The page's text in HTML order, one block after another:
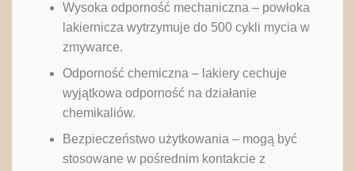
Wysoka odporność mechaniczna – powłoka
lakiernicza wytrzymuje do 500 cykli mycia w
zmywarce.
Odporność chemiczna – lakiery cechuje
wyjątkowa odporność na działanie
chemikaliów.
Bezpieczeństwo użytkowania – mogą być
stosowane w pośrednim kontakcie z